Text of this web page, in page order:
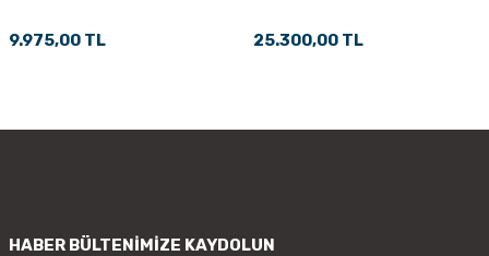
9.975,00 TL 25.300,00 TL
HABER BÜLTENİMİZE KAYDOLUN